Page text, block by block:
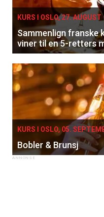
Få
Vi tilbyr flere
kan fritt velge
tilsendt.
KURS I OSLO, 27. AUGUST
Sammenlign franske
viner til en 5-retters
KURS I OSLO, 05.
Bobler & Brunsj